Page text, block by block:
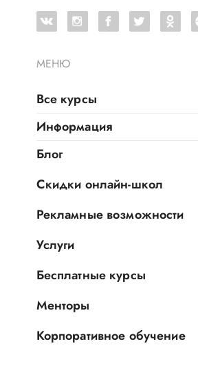
МЕНЮ
Все курсы
Информация
Блог
Скидки онлайн-школ
Рекламные возможности
Услуги
Бесплатные курсы
Менторы
Корпоративное обучение